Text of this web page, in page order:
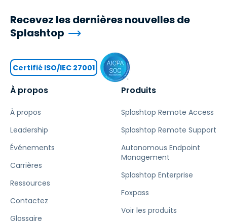
À propos
À propos
Leadership
Événements
Carrières
Ressources
Contactez
Glossaire
Produits
Splashtop Remote Access
Splashtop Remote Support
Autonomous Endpoint
Management
Splashtop Enterprise
Foxpass
Voir les produits
Recevez les dernières nouvelles de
Splashtop
Certifié ISO/IEC 27001